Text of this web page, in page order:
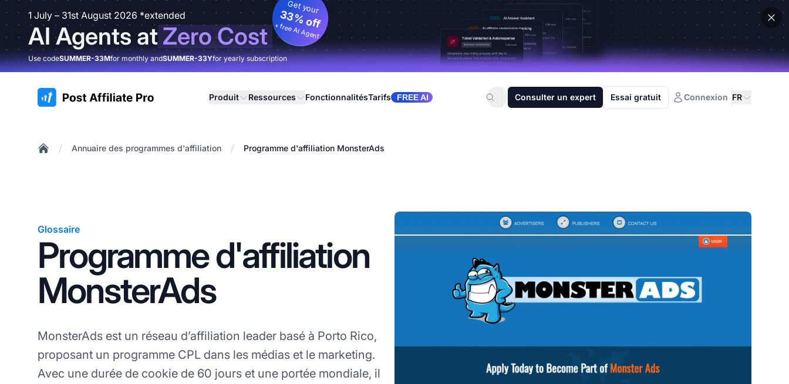
1 July – 31st August 2026 *extended
AI Agents atZero Cost
Get your
33% off
+ free AI Agent
Use codeSUMMER-33Mfor monthly andSUMMER-33Yfor yearly subscription
:site.title Produit Ressources FonctionnalitésTarifs FREE AI Consulter un expert Essai gratuit Connexion FR
/ Annuaire des programmes d'affiliation / Programme d'affiliation MonsterAds
Glossaire
Programme d'affiliation
MonsterAds
MonsterAds est un réseau d’affiliation leader basé à Porto Rico,
proposant un programme CPL dans les médias et le marketing.
Avec une durée de cookie de 60 jours et une portée mondiale, il